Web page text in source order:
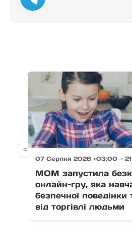
07 Серпня 2026 +03:00 —
МОМ запустила
онлайн-гру, яка
безпечної поведінки
від торгівлі людьми
<